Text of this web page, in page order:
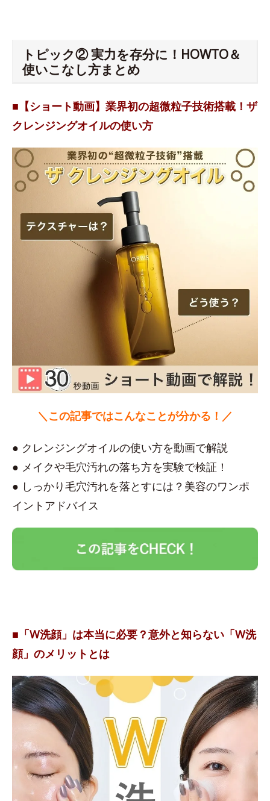
トピック② 実力を存分に！HOWTO＆
使いこなし方まとめ
■【ショート動画】業界初の超微粒子技術搭載！ザ
クレンジングオイルの使い方
＼この記事ではこんなことが分かる！／
● クレンジングオイルの使い方を動画で解説
● メイクや毛穴汚れの落ち方を実験で検証！
● しっかり毛穴汚れを落とすには？美容のワンポ
イントアドバイス
■「W洗顔」は本当に必要？意外と知らない「W洗
顔」のメリットとは